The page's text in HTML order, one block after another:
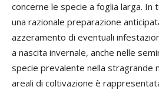
concerne le specie a foglia larga. In
una razionale preparazione
azzeramento di eventuali
a nascita invernale, anche nelle
specie prevalente nella stragrande
areali di coltivazione è